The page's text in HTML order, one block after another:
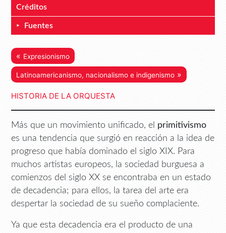
Créditos
Fuentes
« Expresionismo
Latinoamericanismo, nacionalismo e indigenismo »
HISTORIA DE LA ORQUESTA
Más que un movimiento unificado, el primitivismo
es una tendencia que surgió en reacción a la idea de
progreso que había dominado el siglo XIX. Para
muchos artistas europeos, la sociedad burguesa a
comienzos del siglo XX se encontraba en un estado
de decadencia; para ellos, la tarea del arte era
despertar la sociedad de su sueño complaciente.
Ya que esta decadencia era el producto de una